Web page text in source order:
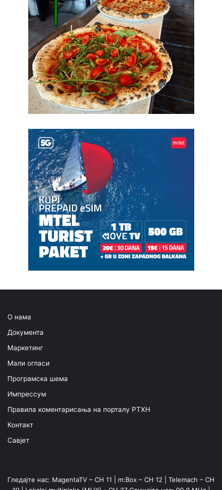
О нама
Документа
Маркетинг
Мали огласи
Програмска шема
Импрессум
Правила коментарисања на порталу РТХН
Контакт
Савјет
Гледајте нас: MagentaTV – CH 11 | m:Box – CH 12 | Telemach – CH